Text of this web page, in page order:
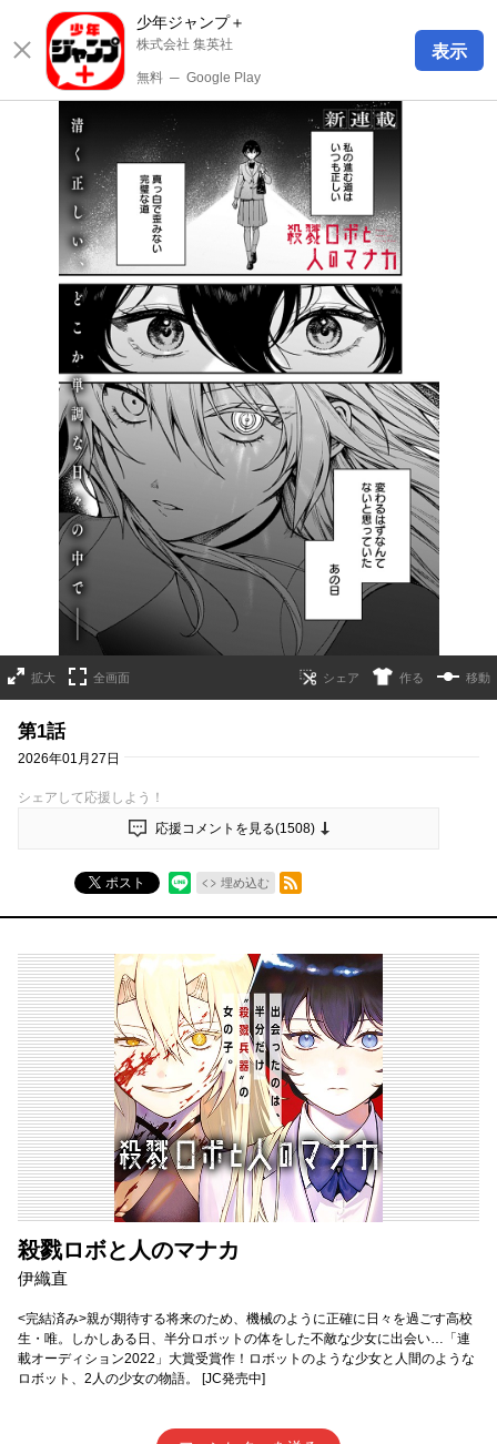
少年ジャンプ＋
株式会社 集英社
無料 ─ Google Play
表示
拡大 全画面 作る 移動
第1話
2026年01月27日
シェアして応援しよう！
応援コメントを見る(1508)
ポスト 埋め込む
RSSフィード
殺戮ロボと人のマナカ
伊織直
<完結済み>親が期待する将来のため、機械のように正確に日々を過ごす高校
生・唯。しかしある日、半分ロボットの体をした不敵な少女に出会い…「連
載オーディション2022」大賞受賞作！ロボットのような少女と人間のような
ロボット、2人の少女の物語。 [JC発売中]